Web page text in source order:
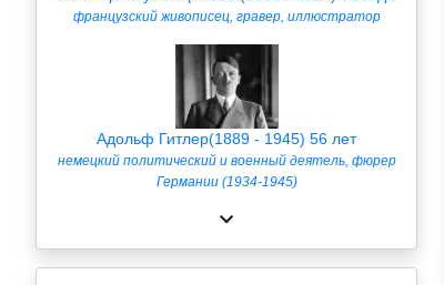
французский живописец, гравер, иллюстратор
Адольф Гитлер(1889 - 1945) 56 лет
немецкий политический и военный деятель, фюрер
Германии (1934-1945)